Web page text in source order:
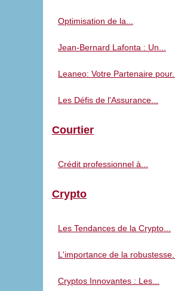
Optimisation de la...
Jean-Bernard Lafonta : Un...
Leaneo: Votre Partenaire pour...
Les Défis de l'Assurance...
Courtier
Crédit professionnel à...
Crypto
Les Tendances de la Crypto...
L'importance de la robustesse...
Cryptos Innovantes : Les...